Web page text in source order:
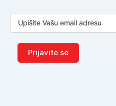
Prijavite se